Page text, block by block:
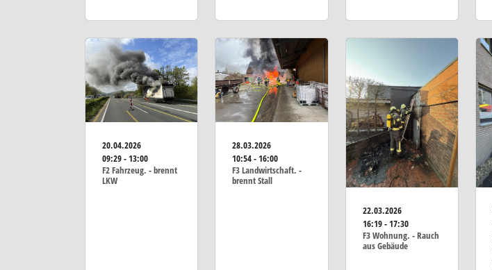
20.04.2026
09:29 - 13:00
F2 Fahrzeug. - brennt
LKW
28.03.2026
10:54 - 16:00
F3 Landwirtschaft. -
brennt Stall
22.03.2026
16:19 - 17:30
F3 Wohnung. - Rauch
aus Gebäude